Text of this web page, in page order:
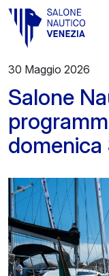
Vai al contenuto
30 Maggio 2026
Salone
domenica